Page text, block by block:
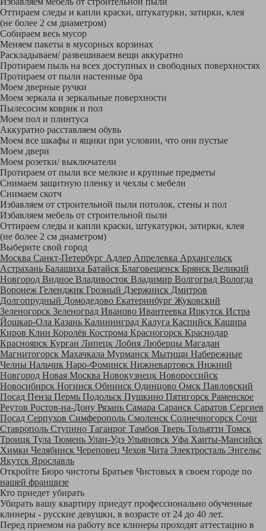
Оттираем следы и капли краски, штукатурки, затирки, клея
(не более 2 см диаметром)
Собираем весь мусор
Меняем пакеты в мусорных корзинах
Раскладываем/ развешиваем вещи аккуратно
Протираем пыль на всех доступных и свободных поверхностях
Протираем от пыли настенные бра
Моем дверные ручки
Моем зеркала и зеркальные поверхности
Пылесосим коврик и пол
Моем пол и плинтуса
Аккуратно расставляем обувь
Моем все шкафы и ящики при условии, что они пустые
Моем двери
Моем розетки/ выключатели
Протираем от пыли все мелкие и крупные предметы
Снимаем защитную пленку и чехлы с мебели
Снимаем скотч
Избавляем от строительной пыли потолок, стены и пол
Избавляем мебель от строительной пыли
Оттираем следы и капли краски, штукатурки, затирки, клея
(не более 2 см диаметром)
Выберите свой город
Москва Санкт-Петербург Адлер Апрелевка Архангельск
Астрахань Балашиха Батайск Благовещенск Брянск Великий
Новгород Видное Владивосток Владимир Волгоград Вологда
Воронеж Геленджик Грозный Дзержинск Дмитров
Долгопрудный Домодедово Екатеринбург Жуковский
Зеленогорск Зеленоград Иваново Ивантеевка Иркутск Истра
Йошкар-Ола Казань Калининград Калуга Каспийск Кашира
Киров Клин Королёв Кострома Красногорск Краснодар
Красноярск Курган Липецк Лобня Люберцы Магадан
Магнитогорск Махачкала Мурманск Мытищи Набережные
Челны Нальчик Наро-Фоминск Нижневартовск Нижний
Новгород Новая Москва Новокузнецк Новороссийск
Новосибирск Ногинск Обнинск Одинцово Омск Павловский
Посад Пенза Пермь Подольск Пушкино Пятигорск Раменское
Реутов Ростов-на-Дону Рязань Самара Саранск Саратов Сергиев
Посад Серпухов Симферополь Смоленск Солнечногорск Сочи
Ставрополь Ступино Таганрог Тамбов Тверь Тольятти Томск
Троицк Тула Тюмень Улан-Удэ Ульяновск Уфа Ханты-Мансийск
Химки Челябинск Череповец Чехов Чита Электросталь Энгельс
Якутск Ярославль
Откройте Бюро чистоты Братьев Чистовых в своем городе по
нашей франшизе
Кто приедет убирать
Убирать вашу квартиру приедут профессионально обученные
клинеры - русские девушки, в возрасте от 24 до 40 лет.
Перед приемом на работу все клинеры проходят аттестацию в